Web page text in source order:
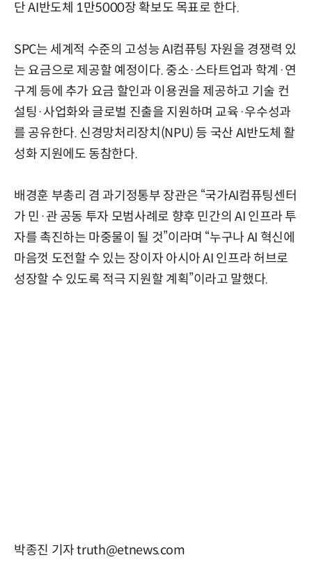
단 AI반도체 1만5000장 확보도 목표로 한다.
SPC는 세계적 수준의 고성능 AI컴퓨팅 자원을 경쟁력 있
는 요금으로 제공할 예정이다. 중소·스타트업과 학계·연
구계 등에 추가 요금 할인과 이용권을 제공하고 기술 컨
설팅·사업화와 글로벌 진출을 지원하며 교육·우수성과
를 공유한다. 신경망처리장치(NPU) 등 국산 AI반도체 활
성화 지원에도 동참한다.
배경훈 부총리 겸 과기정통부 장관은 “국가AI컴퓨팅센터
가 민·관 공동 투자 모범사례로 향후 민간의 AI 인프라 투
자를 촉진하는 마중물이 될 것”이라며 “누구나 AI 혁신에
마음껏 도전할 수 있는 장이자 아시아 AI 인프라 허브로
성장할 수 있도록 적극 지원할 계획”이라고 말했다.
박종진 기자 truth@etnews.com